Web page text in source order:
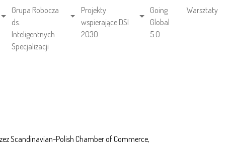
Grupa Robocza
ds.
Inteligentnych
Specjalizacji
Projekty
wspierające DSI
2030
Going
Global
5.0
Warsztaty
Scandinavian-Polish Chamber of Commerce,